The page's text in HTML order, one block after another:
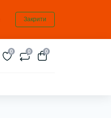
Закрити
0 0 0